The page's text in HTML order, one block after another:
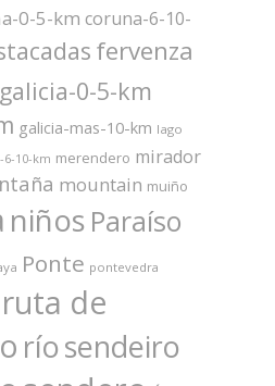
0-5-km coruna-6-10-
fervenza
galicia-0-5-km
galicia-mas-10-km lago
6-10-km merendero mirador
mountain muiño
niños Paraíso
Ponte pontevedra
ruta de
ríosendeiro